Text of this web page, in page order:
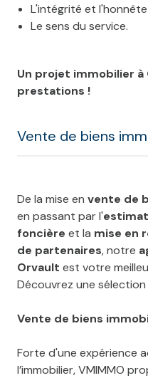
L'intégrité et
Le sens du service.
Un projet immobilier à
prestations !
Vente de biens
De la mise en vente de
en passant par l'
foncière et la mise en
de partenaires, notre
Orvault est votre
Découvrez une
Vente de biens
Forte d'une expérience
l’immobilier, VMIMMO